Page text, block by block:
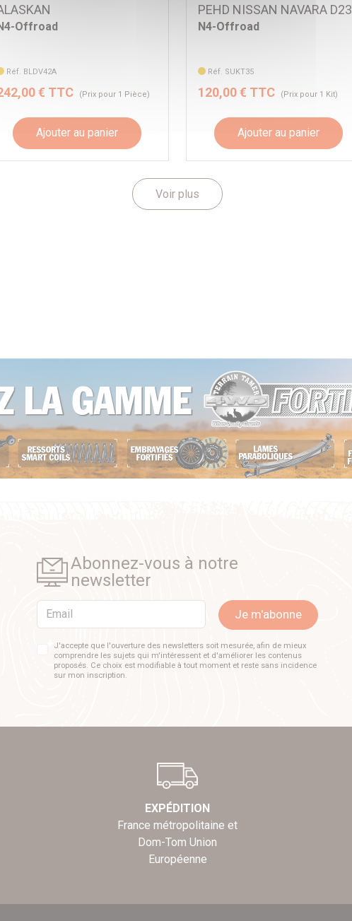
Offroad
Réf. BLDV42A
€ TTC (Prix pour 1 Pièce)
Ajouter au panier
PEHD NISSAN NAVARA D23
N4-Offroad
Réf. SUKT35
120,00 € TTC (Prix pour 1 Kit)
Ajouter au panier
Voir plus
Abonnez-vous à notre
newsletter
Email Je m'abonne
J'accepte que l'ouverture des newsletters soit mesurée, afin de mieux
comprendre les sujets qui m'intéressent et d'améliorer les contenus
proposés. Ce choix est modifiable à tout moment et reste sans incidence
sur mon inscription.
EXPÉDITION
France métropolitaine et
Dom-Tom Union
Européenne